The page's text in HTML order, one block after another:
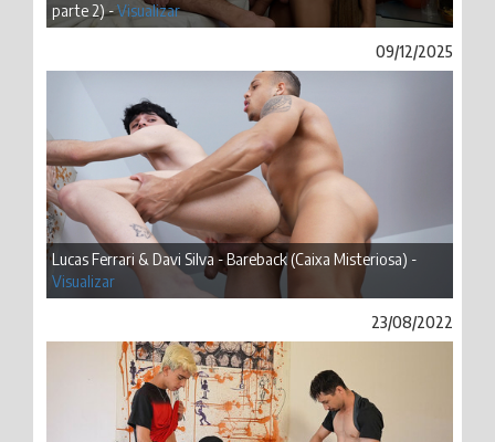
parte 2) -Visualizar
09/12/2025
Lucas Ferrari & Davi Silva - Bareback (Caixa Misteriosa) -
Visualizar
23/08/2022